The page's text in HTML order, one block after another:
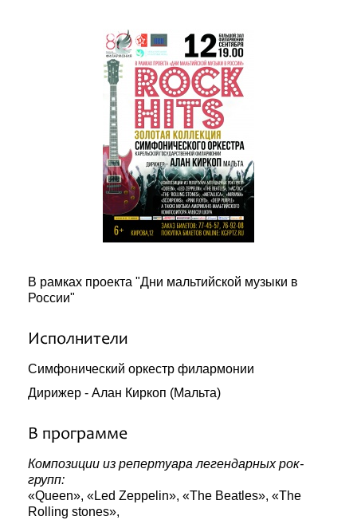
В рамках проекта "Дни мальтийской музыки в
России"
Исполнители
Симфонический оркестр филармонии
Дирижер - Алан Киркоп (Мальта)
В программе
Композиции из репертуара легендарных рок-
групп:
«Queen», «Led Zeppelin», «The Beatles», «The
Rolling stones»,